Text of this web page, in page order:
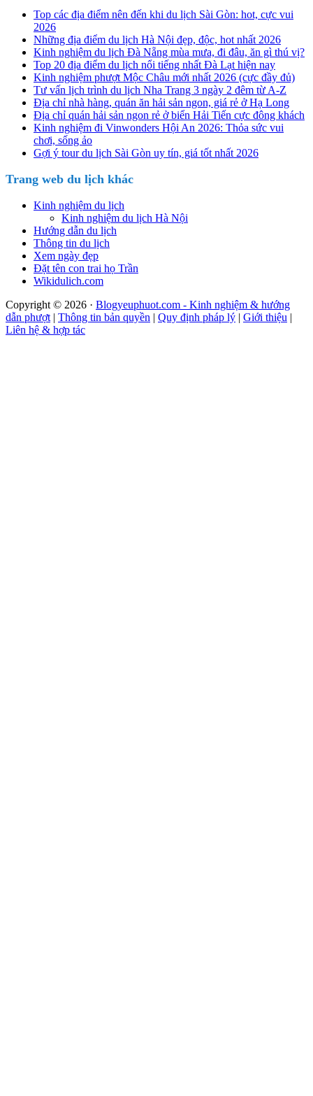
Top các địa điểm nên đến khi du lịch Sài Gòn: hot, cực vui
2026
Những địa điểm du lịch Hà Nội đẹp, độc, hot nhất 2026
Kinh nghiệm du lịch Đà Nẵng mùa mưa, đi đâu, ăn gì thú vị?
Top 20 địa điểm du lịch nổi tiếng nhất Đà Lạt hiện nay
Kinh nghiệm phượt Mộc Châu mới nhất 2026 (cực đầy đủ)
Tư vấn lịch trình du lịch Nha Trang 3 ngày 2 đêm từ A-Z
Địa chỉ nhà hàng, quán ăn hải sản ngon, giá rẻ ở Hạ Long
Địa chỉ quán hải sản ngon rẻ ở biển Hải Tiến cực đông khách
Kinh nghiệm đi Vinwonders Hội An 2026: Thỏa sức vui
chơi, sống ảo
Gợi ý tour du lịch Sài Gòn uy tín, giá tốt nhất 2026
Trang web du lịch khác
Kinh nghiệm du lịch
Kinh nghiệm du lịch Hà Nội
Hướng dẫn du lịch
Thông tin du lịch
Xem ngày đẹp
Đặt tên con trai họ Trần
Wikidulich.com
Copyright © 2026 · Blogyeuphuot.com - Kinh nghiệm & hướng
dẫn phượt | Thông tin bản quyền | Quy định pháp lý | Giới thiệu |
Liên hệ & hợp tác